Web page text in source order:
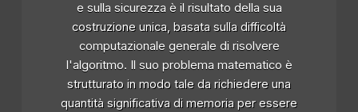
e sulla sicurezza è il risultato della sua
costruzione unica, basata sulla difficoltà
computazionale generale di risolvere
l'algoritmo. Il suo problema matematico è
strutturato in modo tale da richiedere una
quantità significativa di memoria per essere